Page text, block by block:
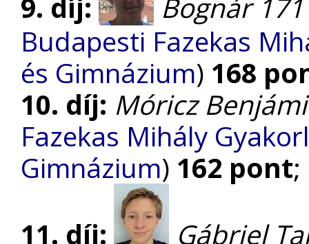
9. díj:
Bognár
Budapesti Fazekas
és Gimnázium) 168
10. díj: Móricz
Fazekas Mihály
Gimnázium) 162 pont;
11. díj:
Gábriel